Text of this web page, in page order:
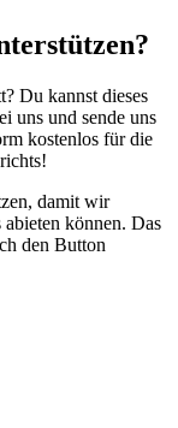
Du kannst dieses
uns und sende uns
kostenlos für die
damit wir
können. Das
den Button